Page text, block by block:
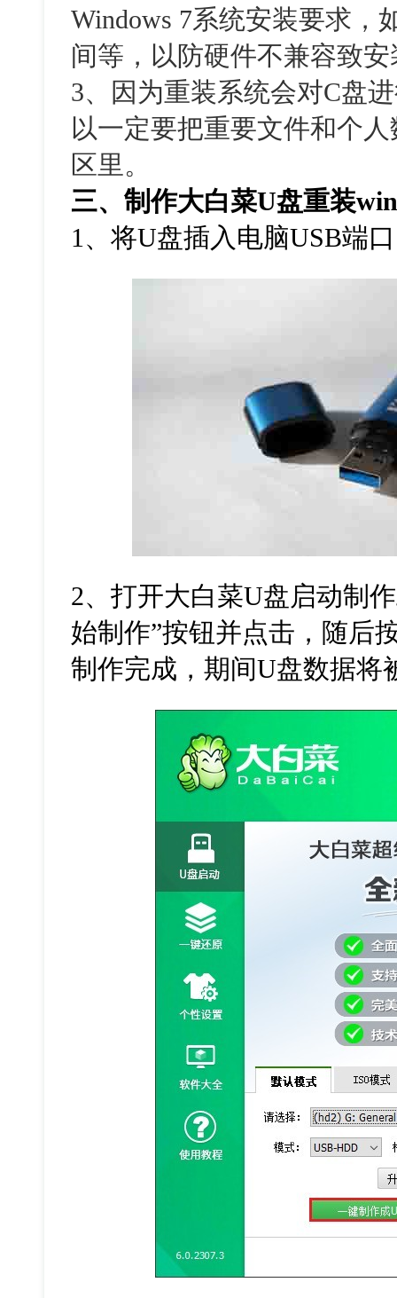
Windows 7系统安装要求，
间等，以防硬件不兼容致
3、因为重装系统会对C盘
以一定要把重要文件和个
区里。
三、制作大白菜U盘重装
1 、将U盘插入电脑USB端
2、打开大白菜U盘启动制
始制作”按钮并点击，随后
制作完成，期间U盘数据将